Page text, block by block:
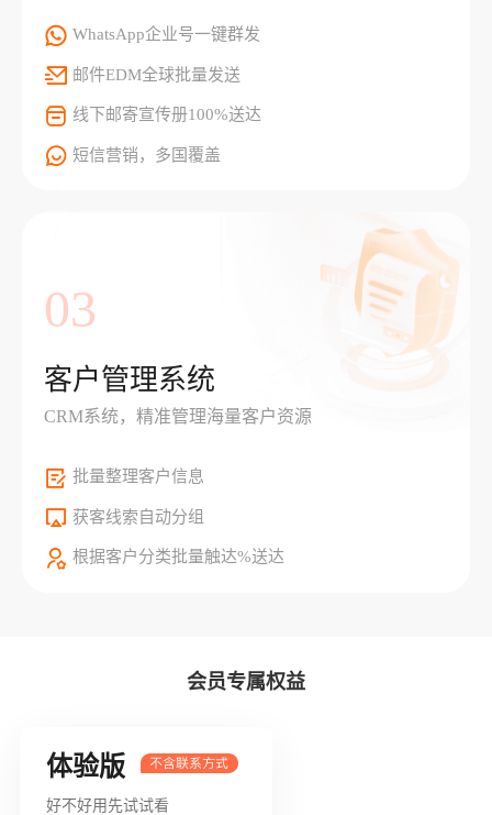
WhatsApp企业号一键群发
邮件EDM全球批量发送
线下邮寄宣传册100%送达
短信营销，多国覆盖
03
客户管理系统
CRM系统，精准管理海量客户资源
批量整理客户信息
获客线索自动分组
根据客户分类批量触达%送达
会员专属权益
体验版
好不好用先试试看